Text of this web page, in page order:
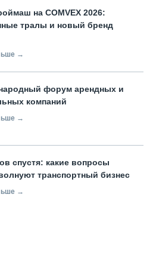
на COMVEX 2026:
тралы и новый бренд
→
форум арендных и
компаний
→
спустя: какие вопросы
транспортный бизнес
→